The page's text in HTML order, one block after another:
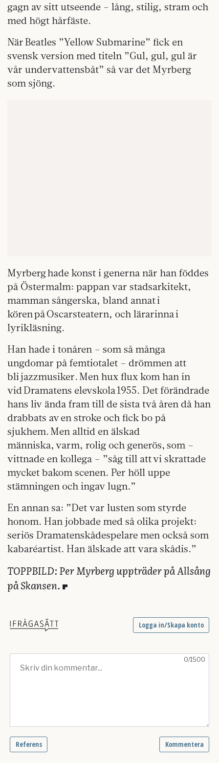
gagn av sitt utseende – lång, stilig, stram och
med högt hårfäste.
När Beatles ”Yellow Submarine” fick en
svensk version med titeln ”Gul, gul, gul är
vår undervattensbåt” så var det Myrberg
som sjöng.
Myrberg hade konst i generna när han föddes
på Östermalm: pappan var stadsarkitekt,
mamman sångerska, bland annat i
kören på Oscarsteatern, och lärarinna i
lyrikläsning.
Han hade i tonåren – som så många
ungdomar på femtiotalet – drömmen att
bli jazzmusiker. Men hux flux kom han in
vid Dramatens elevskola 1955. Det förändrade
hans liv ända fram till de sista två åren då han
drabbats av en stroke och fick bo på
sjukhem. Men alltid en älskad
människa, varm, rolig och generös, som –
vittnade en kollega – ”såg till att vi skrattade
mycket bakom scenen. Per höll uppe
stämningen och ingav lugn.”
En annan sa: ”Det var lusten som styrde
honom. Han jobbade med så olika projekt:
seriös Dramatenskådespelare men också som
kabaréartist. Han älskade att vara skådis.”
TOPPBILD: Per Myrberg uppträder på Allsång
på Skansen.